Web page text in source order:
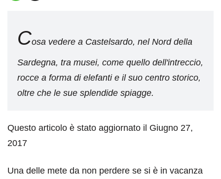
Cosa vedere a Castelsardo, nel Nord della
Sardegna, tra musei, come quello dell'intreccio,
rocce a forma di elefanti e il suo centro storico,
oltre che le sue splendide spiagge.
Questo articolo è stato aggiornato il Giugno 27,
2017
Una delle mete da non perdere se si è in vacanza